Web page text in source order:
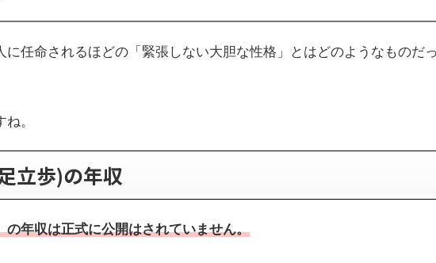
任命されるほどの「緊張しない大胆な性格」とはどのようなものだ
。
立歩)の年収
の年収は正式に公開はされていません。